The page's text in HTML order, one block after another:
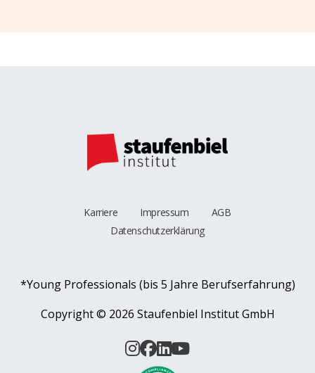
Karriere Impressum
AGB
Datenschutzerklärung
*Young Professionals (bis 5 Jahre Berufserfahrung)
Copyright © 2026 Staufenbiel Institut GmbH